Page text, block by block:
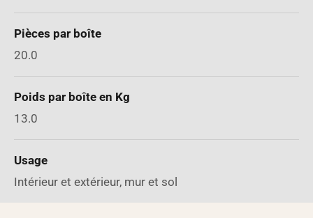
Pièces par boîte
20.0
Poids par boîte en Kg
13.0
Usage
Intérieur et extérieur, mur et sol